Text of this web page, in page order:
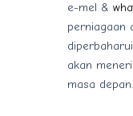
e-mel &
perniagaan
akan
masa depan.